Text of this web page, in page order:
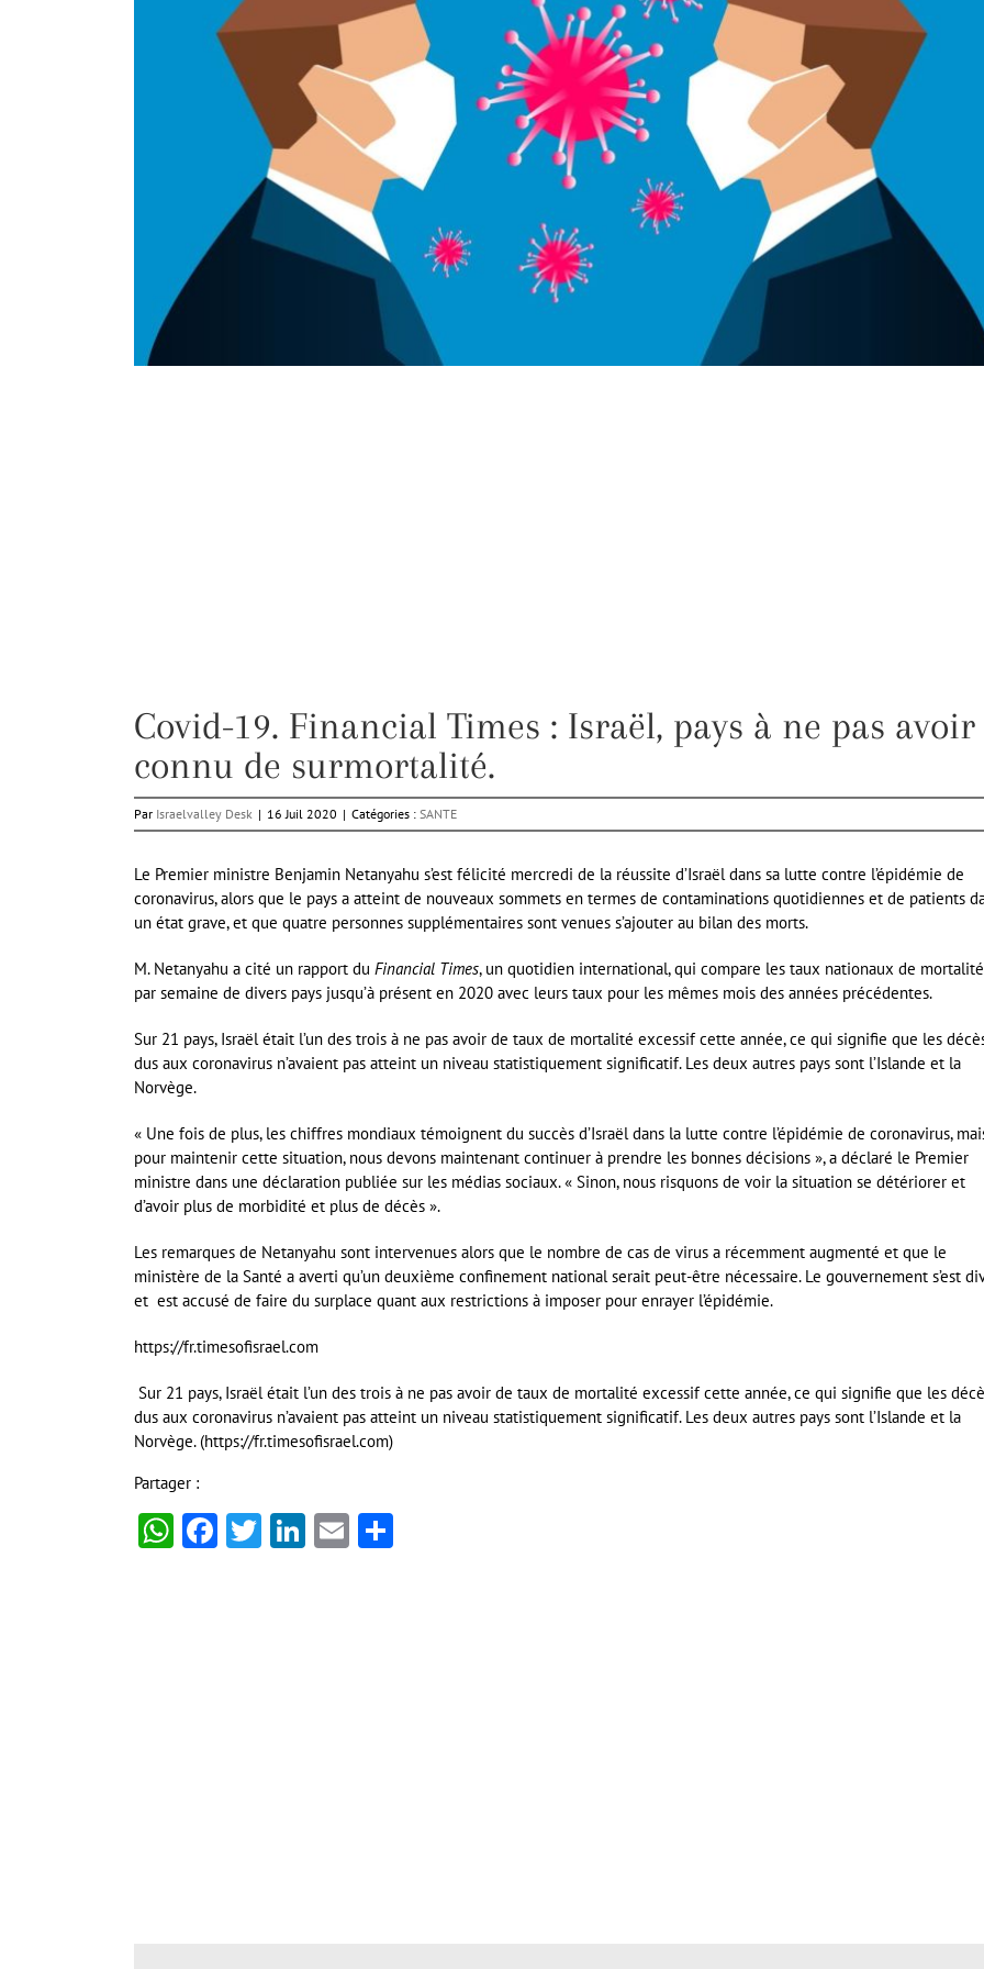
Covid-19. Financial Times : Israël, pays à ne pas avoir
connu de surmortalité.
Par Israelvalley Desk | 16 Juil 2020 | Catégories : SANTE
Le Premier ministre Benjamin Netanyahu s’est félicité mercredi de la réussite d’Israël dans sa lutte contre l’épidémie de
coronavirus, alors que le pays a atteint de nouveaux sommets en termes de contaminations quotidiennes et de patients
un état grave, et que quatre personnes supplémentaires sont venues s’ajouter au bilan des morts.
M. Netanyahu a cité un rapport du Financial Times, un quotidien international, qui compare les taux nationaux de mortalité
par semaine de divers pays jusqu’à présent en 2020 avec leurs taux pour les mêmes mois des années précédentes.
Sur 21 pays, Israël était l’un des trois à ne pas avoir de taux de mortalité excessif cette année, ce qui signifie que les
dus aux coronavirus n’avaient pas atteint un niveau statistiquement significatif. Les deux autres pays sont l’Islande et la
Norvège.
« Une fois de plus, les chiffres mondiaux témoignent du succès d’Israël dans la lutte contre l’épidémie de coronavirus,
pour maintenir cette situation, nous devons maintenant continuer à prendre les bonnes décisions », a déclaré le Premier
ministre dans une déclaration publiée sur les médias sociaux. « Sinon, nous risquons de voir la situation se détériorer et
d’avoir plus de morbidité et plus de décès ».
Les remarques de Netanyahu sont intervenues alors que le nombre de cas de virus a récemment augmenté et que le
ministère de la Santé a averti qu’un deuxième confinement national serait peut-être nécessaire. Le gouvernement s’est
et est accusé de faire du surplace quant aux restrictions à imposer pour enrayer l’épidémie.
https://fr.timesofisrael.com
Sur 21 pays, Israël était l’un des trois à ne pas avoir de taux de mortalité excessif cette année, ce qui signifie que les
dus aux coronavirus n’avaient pas atteint un niveau statistiquement significatif. Les deux autres pays sont l’Islande et la
Norvège. (https://fr.timesofisrael.com)
Partager :
WhatsApp
Facebook
Twitter
LinkedIn
Email